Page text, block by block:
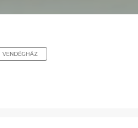
VENDÉGHÁZ